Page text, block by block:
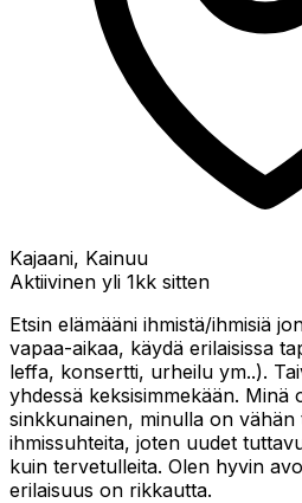
Kajaani, Kainuu
Aktiivinen yli 1kk sitten
Etsin elämääni ihmistä/ihmisiä
vapaa-aikaa, käydä erilaisissa
leffa, konsertti, urheilu ym..).
yhdessä keksisimmekään. Minä
sinkkunainen, minulla on
ihmissuhteita, joten uudet
kuin tervetulleita. Olen hyvin
erilaisuus on rikkautta.